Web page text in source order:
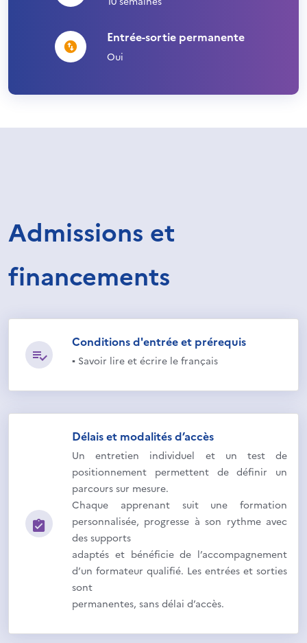
Entrée-sortie permanente
Oui
Admissions et
financements
Conditions d'entrée et prérequis
▪ Savoir lire et écrire le français
Délais et modalités d’accès
Un entretien individuel et un test de
positionnement permettent de définir un
parcours sur mesure.
Chaque apprenant suit une formation
personnalisée, progresse à son rythme avec
des supports
adaptés et bénéficie de l’accompagnement
d’un formateur qualifié. Les entrées et sorties
sont
permanentes, sans délai d’accès.